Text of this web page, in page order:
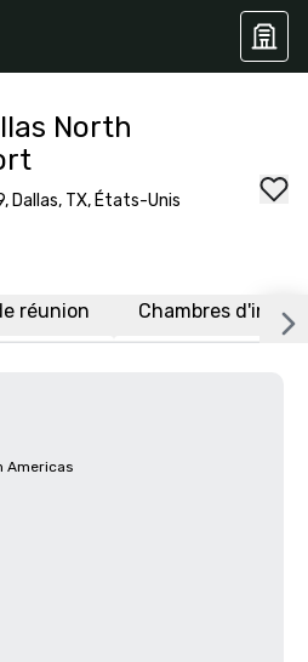
North
Dallas, TX, États-Unis
réunion Chambres
Americas